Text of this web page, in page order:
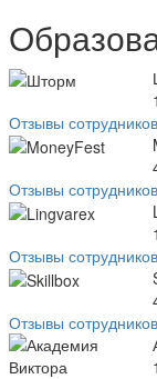
1
Отзывы
Отзывы
1
Отзывы
Отзывы
1